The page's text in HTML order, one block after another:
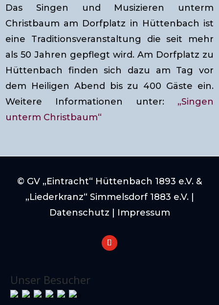
Das Singen und Musizieren unterm
Christbaum am Dorfplatz in Hüttenbach ist
eine Traditionsveranstaltung die seit mehr
als 50 Jahren gepflegt wird. Am Dorfplatz zu
Hüttenbach finden sich dazu am Tag vor
dem Heiligen Abend bis zu 400 Gäste ein.
Weitere Informationen unter: „Singen
unterm Christbaum“
© GV „Eintracht“ Hüttenbach 1893 e.V. &
„Liederkranz“ Simmelsdorf 1883 e.V. |
Datenschutz
Impressum
Unser Besucher